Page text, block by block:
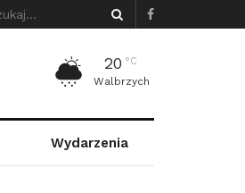
20 °C
Walbrzych
Wydarzenia